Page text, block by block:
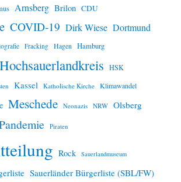
Arnsberg Brilon CDU
COVID-19 Dirk Wiese Dortmund
Fracking Hagen Hamburg
Hochsauerlandkreis HSK
Kassel Katholische Kirche Klimawandel
Meschede Neonazis NRW Olsberg
Piraten
Rock Sauerlandmuseum
Sauerländer Bürgerliste (SBL/FW)